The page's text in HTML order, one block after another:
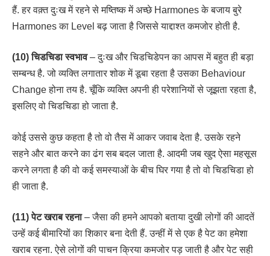
हैं. हर वक़्त दुःख में रहने से मष्तिष्क में अच्छे Harmones के बजाय बुरे
Harmones का Level बढ़ जाता है जिससे याद्दाश्त कमजोर होती है.
(10) चिडचिडा स्वभाव– दुःख और चिडचिडेपन का आपस में बहुत ही बड़ा
सम्बन्ध है. जो व्यक्ति लगातार शोक में डूबा रहता है उसका Behaviour
Change होना तय है. चूँकि व्यक्ति अपनी ही परेशानियों से जूझता रहता है,
इसलिए वो चिडचिडा हो जाता है.
कोई उससे कुछ कहता है तो वो तैस में आकर जवाब देता है. उसके रहने
सहने और बात करने का ढंग सब बदल जाता है. आदमी जब खुद ऐसा महसूस
करने लगता है की वो कई समस्याओं के बीच घिर गया है तो वो चिडचिडा हो
ही जाता है.
(11) पेट खराब रहना– जैसा की हमने आपको बताया दुखी लोगों की आदतें
उन्हें कई बीमारियों का शिकार बना देती हैं. उन्हीं में से एक है पेट का हमेशा
खराब रहना. ऐसे लोगों की पाचन क्रिया कमजोर पड़ जाती है और पेट सही